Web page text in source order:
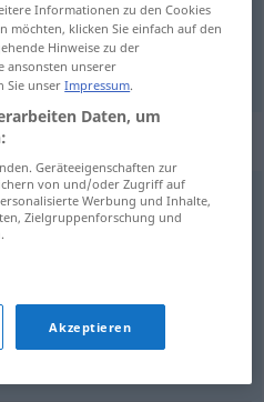
"resolut"
,kompromisslos,dezidiert
,vehement
Informationen zu den Cookies
möchten, klicken Sie einfach auf den
Hinweise zu der
ansonsten unserer
Sie unserImpressum.
Daten, um
Geräteeigenschaften zur
von und/oder Zugriff auf
Werbung und Inhalte,
Zielgruppenforschung und
Akzeptieren